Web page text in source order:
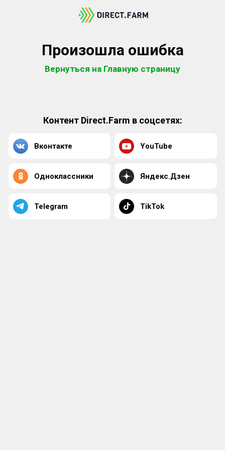
Произошла ошибка
Вернуться на Главную страницу
Контент Direct.Farm в соцсетях:
Вконтакте YouTube
Одноклассники Яндекс.Дзен
Telegram TikTok